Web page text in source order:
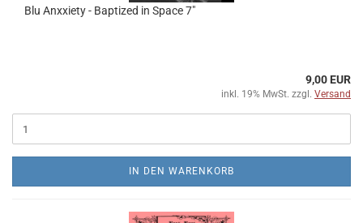
Blu Anxxiety - Baptized in Space 7"
9,00 EUR
inkl. 19% MwSt. zzgl. Versand
IN DEN WARENKORB